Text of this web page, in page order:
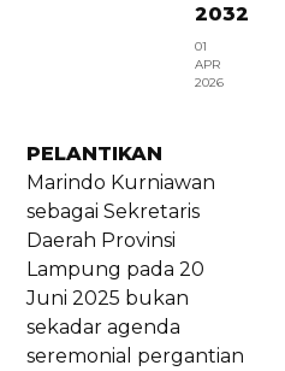
2032
01
APR
2026
PELANTIKAN
Marindo Kurniawan
sebagai Sekretaris
Daerah Provinsi
Lampung pada 20
Juni 2025 bukan
sekadar agenda
seremonial pergantian